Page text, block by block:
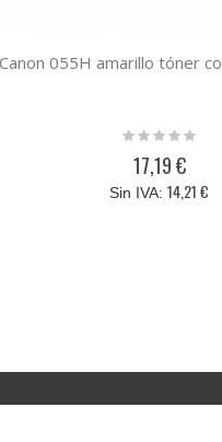
Rating:
17,19 €
14,21 €